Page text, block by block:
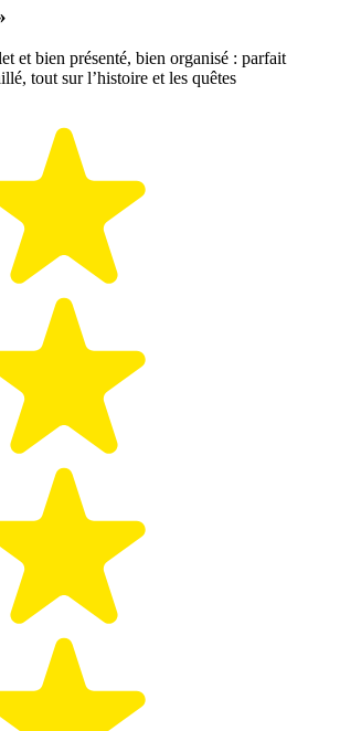
et bien présenté, bien organisé : parfait
tout sur l’histoire et les quêtes